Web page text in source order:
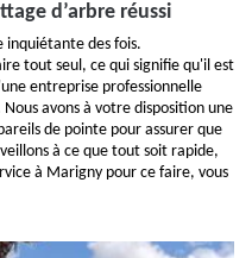
d’arbre réussi
inquiétante des fois.
tout seul, ce qui signifie qu'il est
entreprise professionnelle
avons à votre disposition une
de pointe pour assurer que
à ce que tout soit rapide,
à Marigny pour ce faire, vous